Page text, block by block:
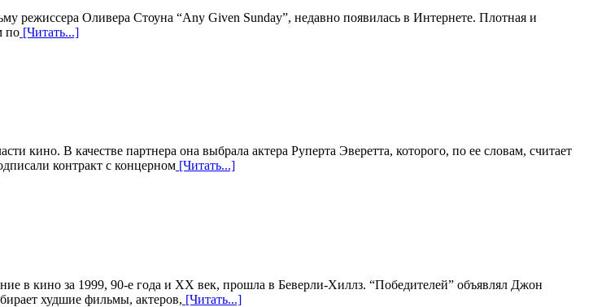
режиссера Оливера Стоуна “Any Given Sunday”, недавно появилась в Интернете. Плотная и
по [Читать...]
кино. В качестве партнера она выбрала актера Руперта Эверетта, которого, по ее словам, считает
контракт с концерном [Читать...]
в кино за 1999, 90-е года и ХХ век, прошла в Беверли-Хиллз. “Победителей” объявлял Джон
худшие фильмы, актеров, [Читать...]